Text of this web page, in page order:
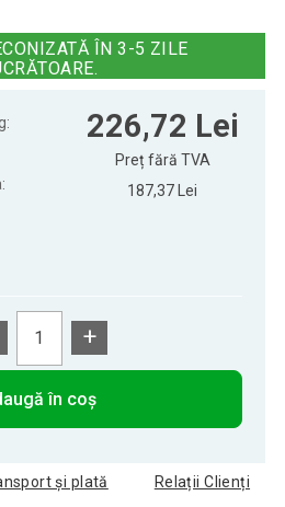
ÎN 3-5 ZILE
226,72 Lei
Preț fără TVA
187,37 Lei
+
în coș
și plată Relații Clienți